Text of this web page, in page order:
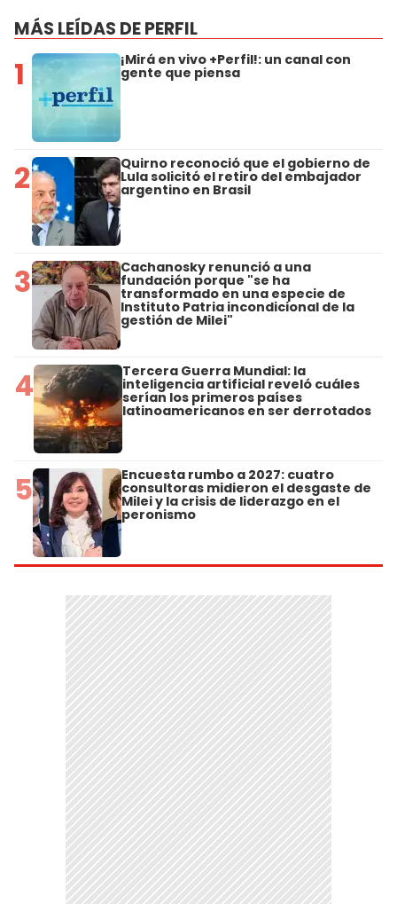
MÁS LEÍDAS DE PERFIL
1 ¡Mirá en vivo +Perfil!: un canal con
gente que piensa
2 Quirno reconoció que el gobierno de
Lula solicitó el retiro del embajador
argentino en Brasil
3 Cachanosky renunció a una
fundación porque "se ha
transformado en una especie de
Instituto Patria incondicional de la
gestión de Milei"
4 Tercera Guerra Mundial: la
inteligencia artificial reveló cuáles
serían los primeros países
latinoamericanos en ser derrotados
5 Encuesta rumbo a 2027: cuatro
consultoras midieron el desgaste de
Milei y la crisis de liderazgo en el
peronismo